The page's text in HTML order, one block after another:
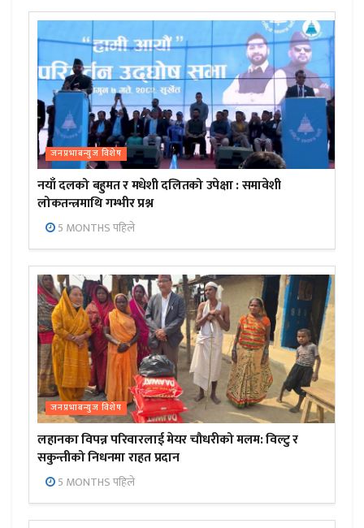
जनप्रभाबन्युज विशेष
नयाँ दलको बहुमत र मधेशी दलितको उपेक्षा : समावेशी
लोकतन्त्रमाथि गम्भीर प्रश्न
5 MONTHS पहिले
जनप्रभाबन्युज विशेष
लहानका विपन्न परिवारलाई मेयर चौधरीको मलम: विल्टु र
सकुन्तीको निधनमा राहत प्रदान
5 MONTHS पहिले